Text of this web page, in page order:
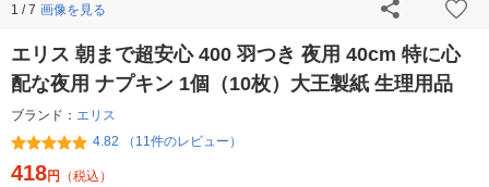
1 / 7 画像を見る
エリス 朝まで超安心 400 羽つき 夜用 40cm 特に心
配な夜用 ナプキン 1個（10枚）大王製紙 生理用品
ブランド： エリス
4.82 （11件のレビュー）
418円 （税込）